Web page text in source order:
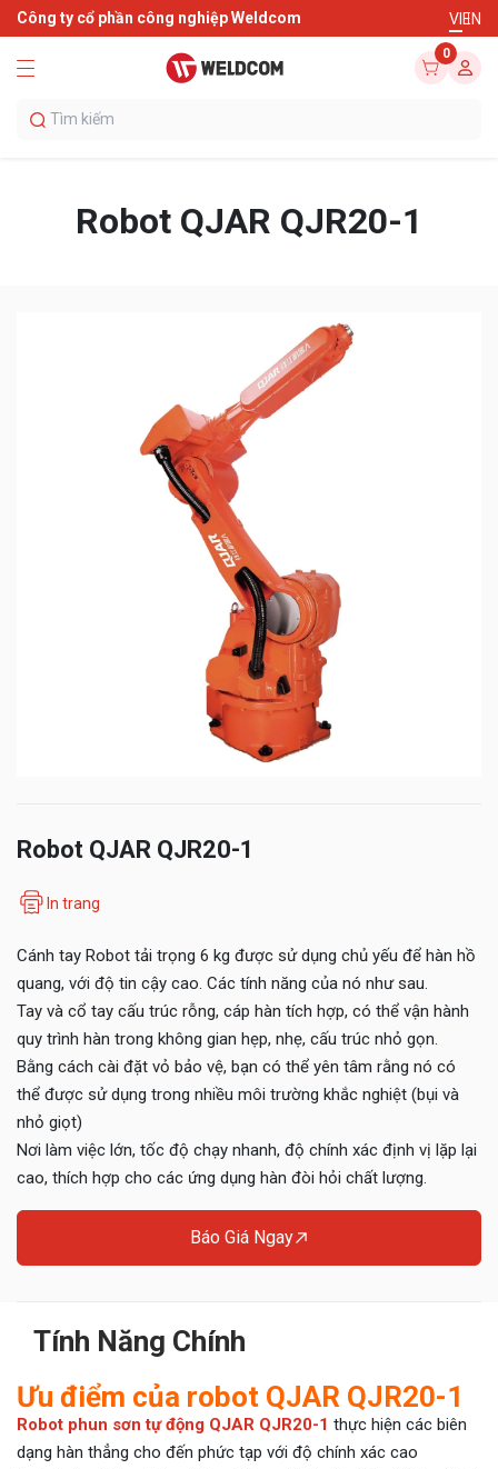
Công ty cổ phần công nghiệp Weldcom VIEN
0
Robot QJAR QJR20-1
Robot QJAR QJR20-1
In trang
Cánh tay Robot tải trọng 6 kg được sử dụng chủ yếu để hàn hồ
quang, với độ tin cậy cao. Các tính năng của nó như sau.
Tay và cổ tay cấu trúc rỗng, cáp hàn tích hợp, có thể vận hành
quy trình hàn trong không gian hẹp, nhẹ, cấu trúc nhỏ gọn.
Bằng cách cài đặt vỏ bảo vệ, bạn có thể yên tâm rằng nó có
thể được sử dụng trong nhiều môi trường khắc nghiệt (bụi và
nhỏ giọt)
Nơi làm việc lớn, tốc độ chạy nhanh, độ chính xác định vị lặp lại
cao, thích hợp cho các ứng dụng hàn đòi hỏi chất lượng.
Báo Giá Ngay
Tính Năng Chính
Ưu điểm của robot QJAR QJR20-1
Robot phun sơn tự động QJAR QJR20-1 thực hiện các biên
dạng hàn thẳng cho đến phức tạp với độ chính xác cao